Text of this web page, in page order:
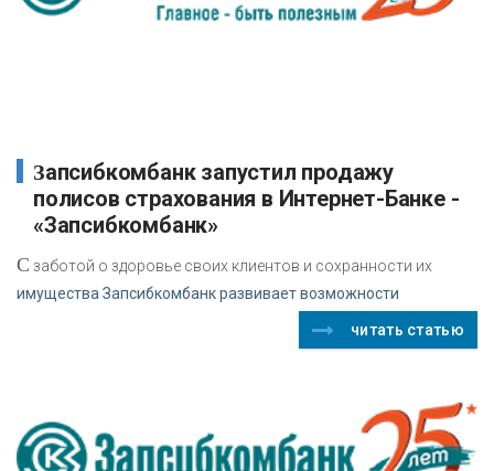
Запсибкомбанк запустил продажу
полисов страхования в Интернет-Банке -
«Запсибкомбанк»
С заботой о здоровье своих клиентов и сохранности их
имущества Запсибкомбанк развивает возможности
читать статью